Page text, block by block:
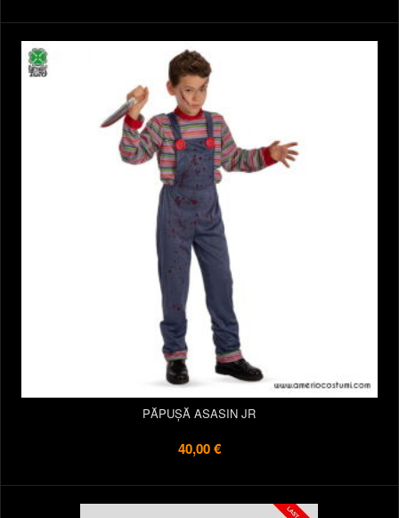
PĂPUȘĂ ASASIN JR
40,00 €